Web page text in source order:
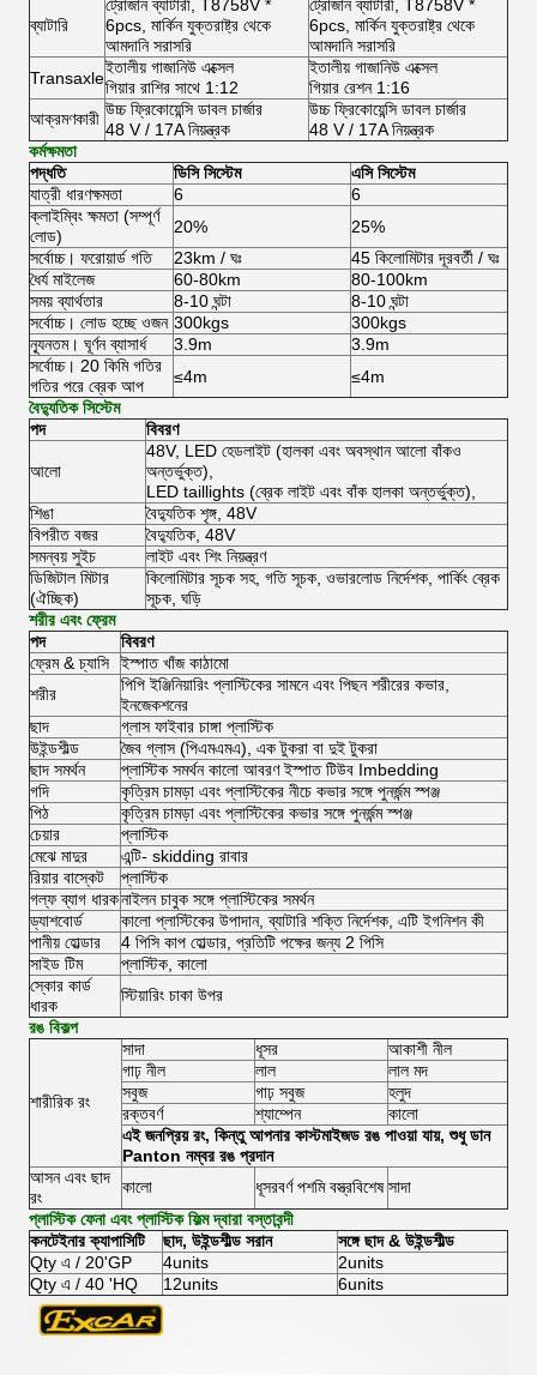
ব্যাটারি
ট্রোজান ব্যাটারী, T8758V *
6pcs, মার্কিন যুক্তরাষ্ট্র থেকে
আমদানি সরাসরি
ট্রোজান ব্যাটারী, T8758V *
6pcs, মার্কিন যুক্তরাষ্ট্র থেকে
আমদানি সরাসরি
Transaxle
ইতালীয় গাজানিউ এক্সেল
গিয়ার রাশির সাথে 1:12
ইতালীয় গাজানিউ এক্সেল
গিয়ার রেশন 1:16
আক্রমণকারী উচ্চ ফ্রিকোয়েন্সি ডাবল চার্জার
48 V / 17A নিয়ন্ত্রক
উচ্চ ফ্রিকোয়েন্সি ডাবল চার্জার
48 V / 17A নিয়ন্ত্রক
কর্মক্ষমতা
পদ্ধতি
ডিসি সিস্টেম
এসি সিস্টেম
যাত্রী ধারণক্ষমতা
6
6
ক্লাইম্বিং ক্ষমতা (সম্পূর্ণ
লোড)
20%
25%
সর্বোচ্চ। ফরোয়ার্ড গতি 23km / ঘঃ
45 কিলোমিটার দূরবর্তী / ঘঃ
ধৈর্য মাইলেজ
60-80km
80-100km
সময় ব্যার্থতার
8-10 ঘন্টা
8-10 ঘন্টা
সর্বোচ্চ। লোড হচ্ছে ওজন 300kgs
300kgs
ন্যূনতম। ঘূর্ণন ব্যাসার্ধ 3.9m
3.9m
সর্বোচ্চ। 20 কিমি গতির
গতির পরে ব্রেক আপ
≤4m
≤4m
বৈদ্যুতিক সিস্টেম
পদ
বিবরণ
আলো
48V, LED হেডলাইট (হালকা এবং অবস্থান আলো বাঁকও
অন্তর্ভুক্ত),
LED taillights (ব্রেক লাইট এবং বাঁক হালকা অন্তর্ভুক্ত),
শিঙা
বৈদ্যুতিক শৃঙ্গ, 48V
বিপরীত বজর
বৈদ্যুতিক, 48V
সমন্বয় সুইচ
লাইট এবং শিং নিয়ন্ত্রণ
ডিজিটাল মিটার
(ঐচ্ছিক)
কিলোমিটার সূচক সহ, গতি সূচক, ওভারলোড নির্দেশক, পার্কিং ব্রেক
সূচক, ঘড়ি
শরীর এবং ফ্রেম
পদ
বিবরণ
ফ্রেম & চ্যাসি
ইস্পাত খাঁজ কাঠামো
শরীর
পিপি ইঞ্জিনিয়ারিং প্লাস্টিকের সামনে এবং পিছন শরীরের কভার,
ইনজেকশনের
ছাদ
গ্লাস ফাইবার চাঙ্গা প্লাস্টিক
উইন্ডশীল্ড
জৈব গ্লাস (পিএমএমএ), এক টুকরা বা দুই টুকরা
ছাদ সমর্থন
প্লাস্টিক সমর্থন কালো আবরণ ইস্পাত টিউব Imbedding
গদি
কৃত্রিম চামড়া এবং প্লাস্টিকের নীচে কভার সঙ্গে পুনর্জন্ম স্পঞ্জ
পিঠ
কৃত্রিম চামড়া এবং প্লাস্টিকের কভার সঙ্গে পুনর্জন্ম স্পঞ্জ
চেয়ার
প্লাস্টিক
মেঝে মাদুর
এন্টি- skidding রাবার
রিয়ার বাস্কেট
প্লাস্টিক
গল্ফ ব্যাগ ধারকনাইলন চাবুক সঙ্গে প্লাস্টিকের সমর্থন
ড্যাশবোর্ড
কালো প্লাস্টিকের উপাদান, ব্যাটারি শক্তি নির্দেশক, এটি ইগনিশন কী
পানীয় হোল্ডার
4 পিসি কাপ হোল্ডার, প্রতিটি পক্ষের জন্য 2 পিসি
সাইড টিম
প্লাস্টিক, কালো
স্কোর কার্ড
ধারক
স্টিয়ারিং চাকা উপর
রঙ বিকল্প
শারীরিক রং
সাদা ধূসর
আকাশী নীল
গাঢ় নীল
লাল
লাল মদ
সবুজ
গাঢ় সবুজ
হলুদ
রক্তবর্ণ
শ্যাম্পেন
কালো
এই জনপ্রিয় রং, কিন্তু আপনার কাস্টমাইজড রঙ পাওয়া যায়, শুধু ডান
Panton নম্বর রঙ প্রদান
আসন এবং ছাদ
রং
কালো ধূসরবর্ণ পশমি বস্ত্রবিশেষ সাদা
প্লাস্টিক ফেনা এবং প্লাস্টিক ফিল্ম দ্বারা বস্তাবন্দী
কনটেইনার ক্যাপাসিটি
ছাদ, উইন্ডশীল্ড সরান
সঙ্গে ছাদ & উইন্ডশীল্ড
Qty এ / 20'GP
4units
2units
Qty এ / 40 'HQ
12units 6units